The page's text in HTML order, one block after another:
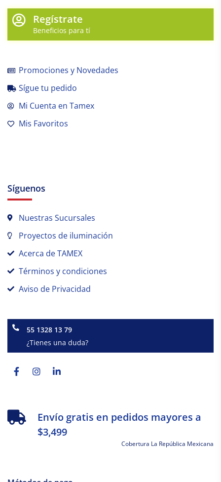
Regístrate
Beneficios para tí
Promociones y Novedades
Sígue tu pedido
Mi Cuenta en Tamex
Mis Favoritos
Síguenos
Nuestras Sucursales
Proyectos de iluminación
Acerca de TAMEX
Términos y condiciones
Aviso de Privacidad
55 1328 13 79
¿Tienes una duda?
Facebook-
f
Instagram
Linkedin-
Envío gratis en pedidos mayores a
$3,499
Cobertura La República Mexicana